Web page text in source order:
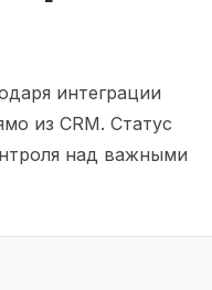
интеграции
из CRM. Статус
над важными